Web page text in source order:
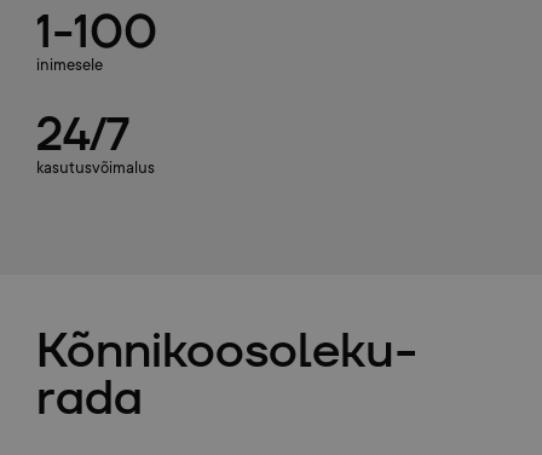
1-100
inimesele
24/7
kasutusvõimalus
Kõnnikoosoleku-
rada